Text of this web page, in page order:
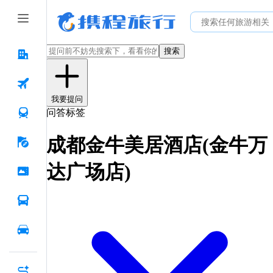
搜索
我要提问
问答标签
成都金牛美居酒店(金牛万
达广场店)